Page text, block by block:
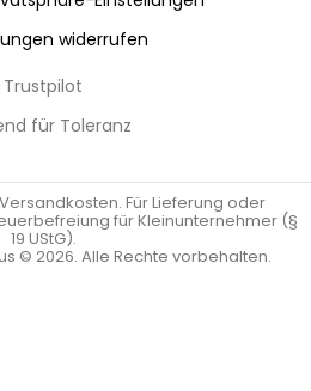
widerrufen
Trustpilot
für Toleranz
Für Lieferung oder
für Kleinunternehmer (§
19 UStG).
© 2026. Alle Rechte vorbehalten.